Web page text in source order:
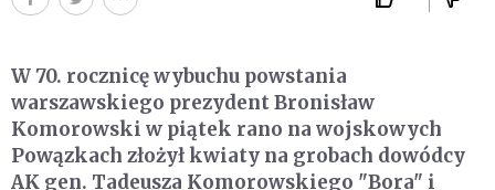
W 70. rocznicę wybuchu powstania
warszawskiego prezydent Bronisław
Komorowski w piątek rano na wojskowych
Powązkach złożył kwiaty na grobach dowódcy
AK gen. Tadeusza Komorowskiego "Bora" i